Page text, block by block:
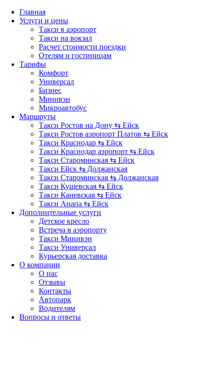
Главная
Услуги и цены
Такси в аэропорт
Такси на вокзал
Расчет стоимости поездки
Отелям и гостиницам
Тарифы
Комфорт
Универсал
Бизнес
Минивэн
Микроавтобус
Маршруты
Такси Ростов на Дону ⇆ Ейск
Такси Ростов аэропорт Платов ⇆ Ейск
Такси Краснодар ⇆ Ейск
Такси Краснодар аэропорт ⇆ Ейск
Такси Староминская ⇆ Ейск
Такси Ейск ⇆ Должанская
Такси Староминская ⇆ Должанская
Такси Кущевская ⇆ Ейск
Такси Каневская ⇆ Ейск
Такси Анапа ⇆ Ейск
Дополнительные услуги
Детское кресло
Встреча в аэропорту
Такси Минивэн
Такси Универсал
Курьерская доставка
О компании
О нас
Отзывы
Контакты
Автопарк
Водителям
Вопросы и ответы